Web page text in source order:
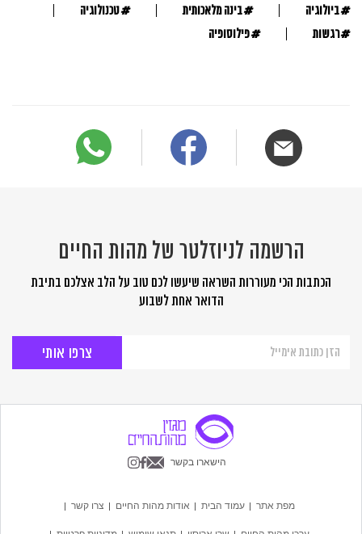
#ביולוגיה #בינה מלאכותית #טכנולוגיה
#רגשות #פילוסופיה
הרשמה לניוזלטר של מהות החיים
הכתבות הכי מעוררות השראה שיעשו לכם טוב על הלב אצלכם בתיבת
הדואר אחת לשבוע
לניוזלטר
החיים
הישארו בקשר
מפת אתר עמוד הבית אודות מהות החיים צרו קשר